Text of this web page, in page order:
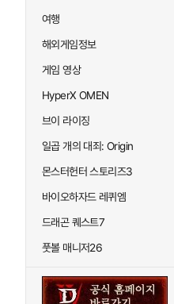
여행
해외게임정보
게임 영상
HyperX OMEN
브이 라이징
일곱 개의 대죄: Origin
몬스터헌터 스토리즈3
바이오하자드 레퀴엠
드래곤 퀘스트7
풋볼 매니저26